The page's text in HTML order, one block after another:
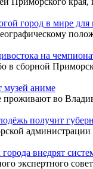
город в мире для
на
в сборной
музей аниме
во
получит
администрации
внедрят
экспертного